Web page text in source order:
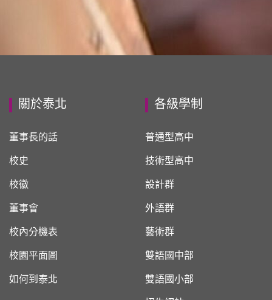
關於泰北
董事長的話
校史
校徽
董事會
校內分機表
校園平面圖
如何到泰北
各級學制
普通型高中
技術型高中
設計群
外語群
藝術群
雙語國中部
雙語國小部